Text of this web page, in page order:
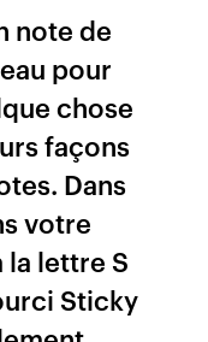
note de
pour
chose
façons
Dans
votre
la lettre S
Sticky